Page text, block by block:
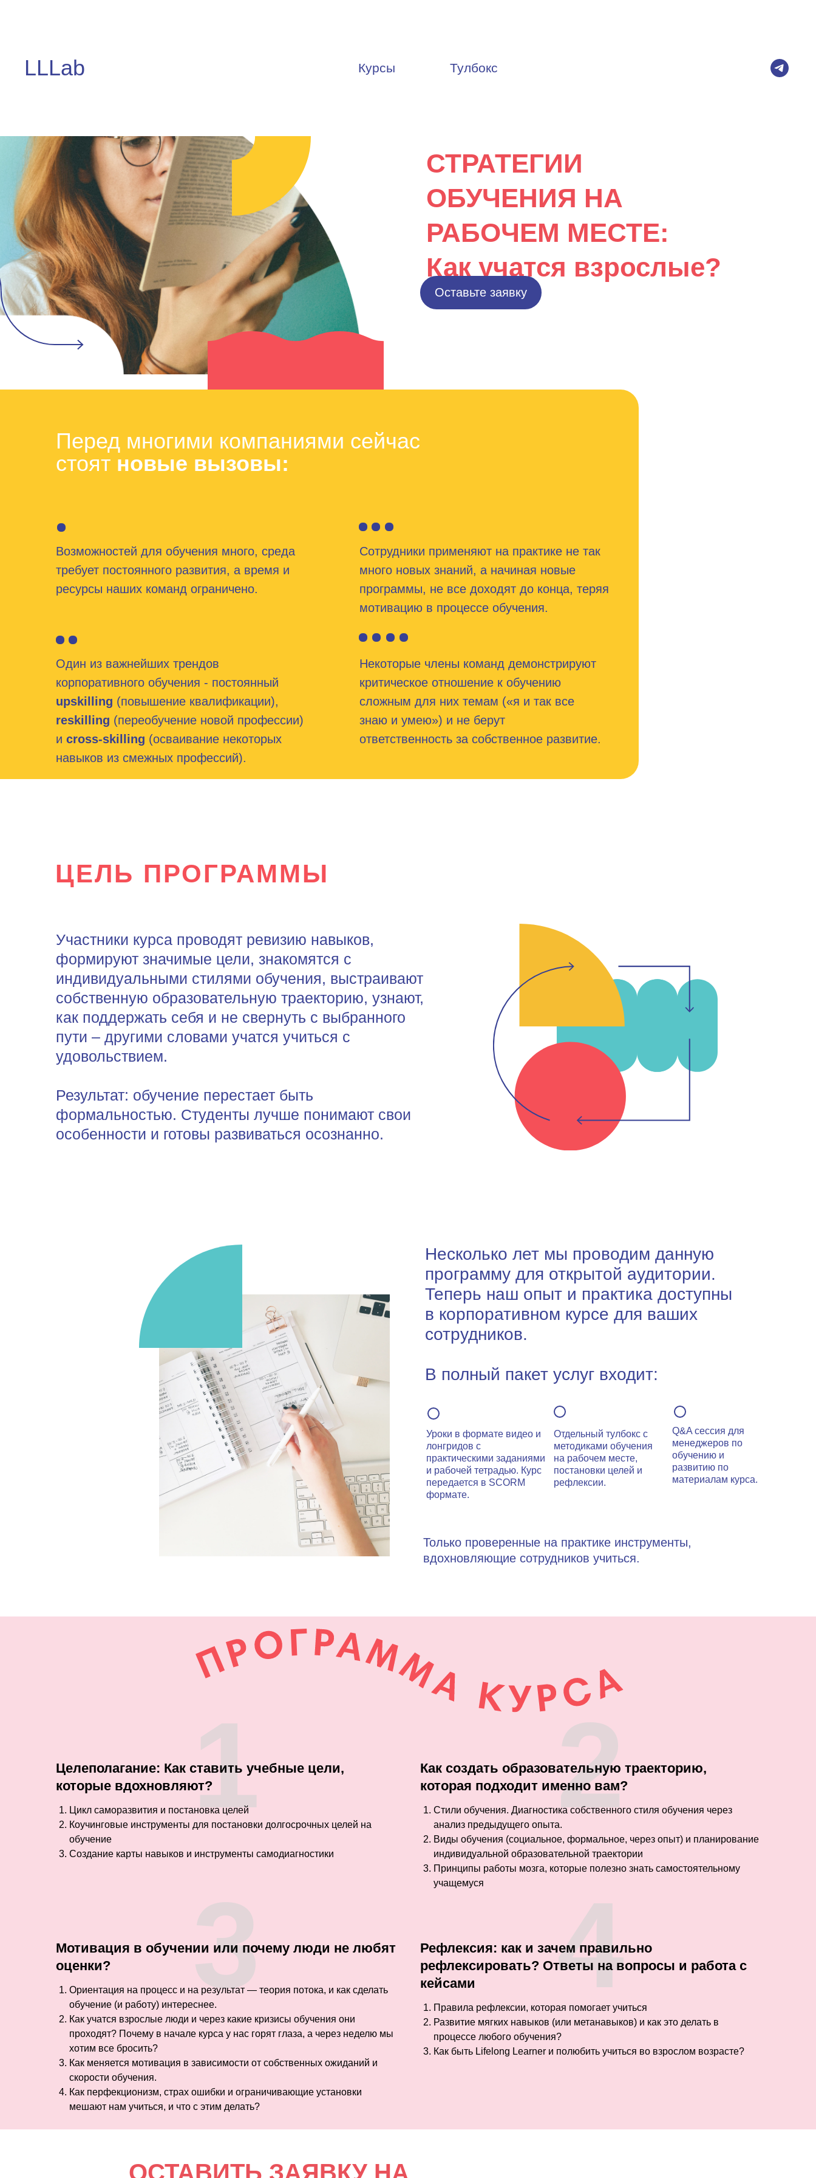
LLLab Курсы Тулбокс
СТРАТЕГИИ
ОБУЧЕНИЯ НА
РАБОЧЕМ МЕСТЕ:
Как учатся взрослые?
Оставьте заявку
Перед многими компаниями сейчас
стоят новые вызовы:
Возможностей для обучения много, среда
требует постоянного развития, а время и
ресурсы наших команд ограничено.
Один из важнейших трендов
корпоративного обучения - постоянный
upskilling (повышение квалификации),
reskilling (переобучение новой профессии)
и cross-skilling (осваивание некоторых
навыков из смежных профессий).
Сотрудники применяют на практике не так
много новых знаний, а начиная новые
программы, не все доходят до конца, теряя
мотивацию в процессе обучения.
Некоторые члены команд демонстрируют
критическое отношение к обучению
сложным для них темам («я и так все
знаю и умею») и не берут
ответственность за собственное развитие.
Участники курса проводят ревизию навыков,
формируют значимые цели, знакомятся с
индивидуальными стилями обучения, выстраивают
собственную образовательную траекторию, узнают,
как поддержать себя и не свернуть с выбранного
пути – другими словами учатся учиться с
удовольствием.
Результат: обучение перестает быть
формальностью. Студенты лучше понимают свои
особенности и готовы развиваться осознанно.
ЦЕЛЬ ПРОГРАММЫ
Несколько лет мы проводим данную
программу для открытой аудитории.
Теперь наш опыт и практика доступны
в корпоративном курсе для ваших
сотрудников.
В полный пакет услуг входит:
Уроки в формате видео и
лонгридов с
практическими заданиями
и рабочей тетрадью. Курс
передается в SCORM
формате.
Отдельный тулбокс с
методиками обучения
на рабочем месте,
постановки целей и
рефлексии.
Q&A сессия для
менеджеров по
обучению и
развитию по
материалам курса.
Только проверенные на практике инструменты,
вдохновляющие сотрудников учиться.
Целеполагание: Как ставить учебные цели,
которые вдохновляют?
Цикл саморазвития и постановка целей
Коучинговые инструменты для постановки долгосрочных целей на
обучение
Создание карты навыков и инструменты самодиагностики
1
Как создать образовательную траекторию,
которая подходит именно вам?
Стили обучения. Диагностика собственного стиля обучения через
анализ предыдущего опыта.
Виды обучения (социальное, формальное, через опыт) и планирование
индивидуальной образовательной траектории
Принципы работы мозга, которые полезно знать самостоятельному
учащемуся
2
Мотивация в обучении или почему люди не любят
оценки?
Ориентация на процесс и на результат — теория потока, и как сделать
обучение (и работу) интереснее.
Как учатся взрослые люди и через какие кризисы обучения они
проходят? Почему в начале курса у нас горят глаза, а через неделю мы
хотим все бросить?
Как меняется мотивация в зависимости от собственных ожиданий и
скорости обучения.
Как перфекционизм, страх ошибки и ограничивающие установки
мешают нам учиться, и что с этим делать?
3
Рефлексия: как и зачем правильно
рефлексировать? Ответы на вопросы и работа с
кейсами
Правила рефлексии, которая помогает учиться
Развитие мягких навыков (или метанавыков) и как это делать в
процессе любого обучения?
Как быть Lifelong Learner и полюбить учиться во взрослом возрасте?
4
ОСТАВИТЬ ЗАЯВКУ НА